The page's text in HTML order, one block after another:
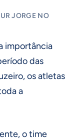
JORGE NO
importância
das
os atletas
a
o time